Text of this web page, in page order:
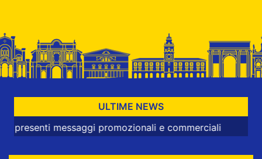
ULTIME NEWS
messaggi promozionali e commerciali